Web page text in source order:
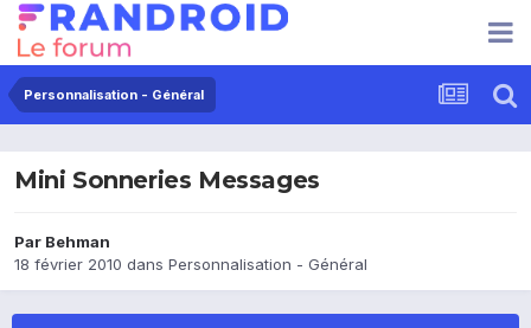
Personnalisation - Général
Mini Sonneries Messages
Par Behman
18 février 2010 dans Personnalisation - Général